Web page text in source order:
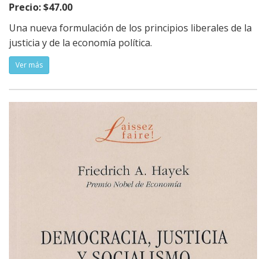
Precio: $47.00
Una nueva formulación de los principios liberales de la
justicia y de la economía política.
Ver más